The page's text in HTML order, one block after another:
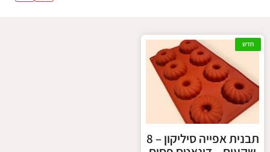
חדש
תבנית אפייה סיליקון – 8